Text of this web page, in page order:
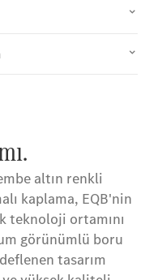
altın renkli
kaplama, EQB'nin
teknoloji ortamını
görünümlü boru
tasarım